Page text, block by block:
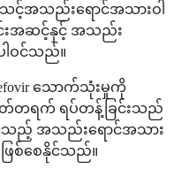
သင့်အသည်းရောင်အသားဝါ
းအဆင့်နှင့် အသည်း
ပါဝင်သည်။
သောက်သုံးမှုကို
တ်တရက် ရပ်တန့်ခြင်းသည်
သည့် အသည်းရောင်အသား
ဖြစ်စေနိုင်သည်။